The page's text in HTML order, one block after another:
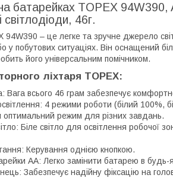
батарейках TOPEX 94W390,
світлодіоди, 46г.
– це легке та зручне джерело
у побутових ситуаціях. Він оснащений
його універсальним помічником.
ліхтаря TOPEX:
Вага всього 46 грам забезпечує
4 режими роботи (білий 100%,
режим для різних завдань.
Біле світло для освітлення робочої
Керування однією кнопкою.
AA: Легко замінити батарею в будь-
Забезпечує надійну фіксацію на